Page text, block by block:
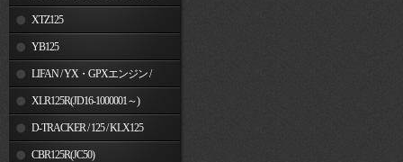
XTZ125
YB125
LIFAN / YX・GPXエンジン /
JinchengXLR125R(JD16-1000001～)
D-TRACKER / 125 / KLX125
CBR125R(JC50)